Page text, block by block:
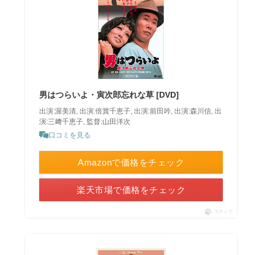
男はつらいよ・寅次郎忘れな草 [DVD]
出演:渥美清, 出演:倍賞千恵子, 出演:前田吟, 出演:森川信, 出
演:三﨑千恵子, 監督:山田洋次
口コミを見る
Amazonで価格をチェック
楽天市場で価格をチェック
ポチップ